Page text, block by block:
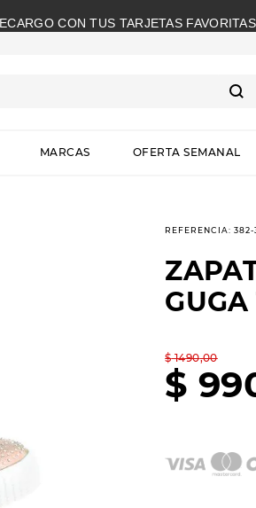
CON TUS TARJETAS FAVORITAS
MARCAS OFERTA SEMANAL
REFERENCIA:382-
$ 1490,00
$